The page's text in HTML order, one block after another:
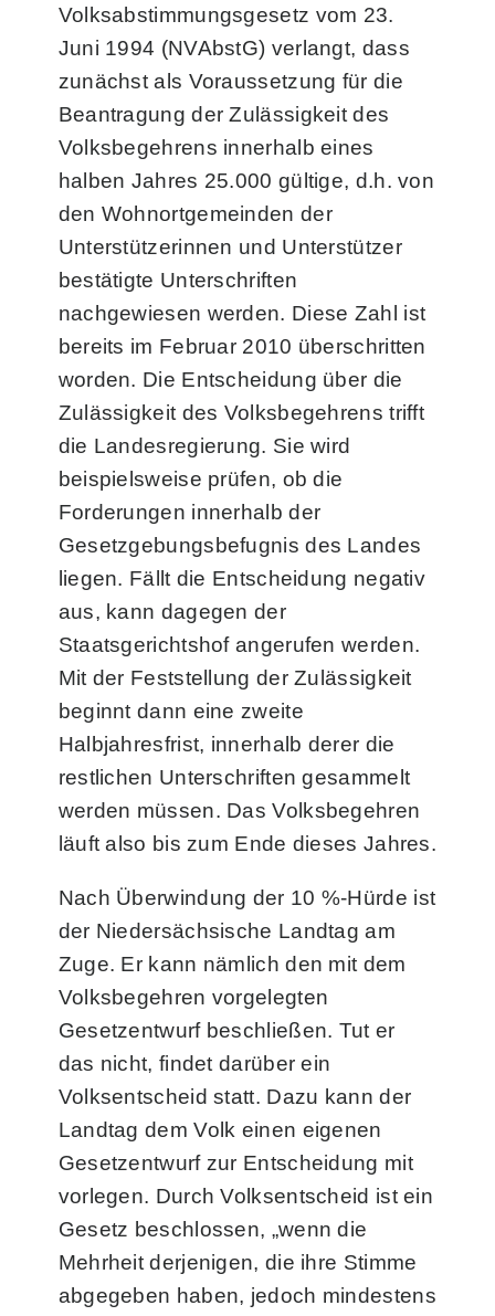
Volksabstimmungsgesetz vom 23.
Juni 1994 (NVAbstG) verlangt, dass
zunächst als Voraussetzung für die
Beantragung der Zulässigkeit des
Volksbegehrens innerhalb eines
halben Jahres 25.000 gültige, d.h. von
den Wohnortgemeinden der
Unterstützerinnen und Unterstützer
bestätigte Unterschriften
nachgewiesen werden. Diese Zahl ist
bereits im Februar 2010 überschritten
worden. Die Entscheidung über die
Zulässigkeit des Volksbegehrens trifft
die Landesregierung. Sie wird
beispielsweise prüfen, ob die
Forderungen innerhalb der
Gesetzgebungsbefugnis des Landes
liegen. Fällt die Entscheidung negativ
aus, kann dagegen der
Staatsgerichtshof angerufen werden.
Mit der Feststellung der Zulässigkeit
beginnt dann eine zweite
Halbjahresfrist, innerhalb derer die
restlichen Unterschriften gesammelt
werden müssen. Das Volksbegehren
läuft also bis zum Ende dieses Jahres.
Nach Überwindung der 10 %-Hürde ist
der Niedersächsische Landtag am
Zuge. Er kann nämlich den mit dem
Volksbegehren vorgelegten
Gesetzentwurf beschließen. Tut er
das nicht, findet darüber ein
Volksentscheid statt. Dazu kann der
Landtag dem Volk einen eigenen
Gesetzentwurf zur Entscheidung mit
vorlegen. Durch Volksentscheid ist ein
Gesetz beschlossen, „wenn die
Mehrheit derjenigen, die ihre Stimme
abgegeben haben, jedoch mindestens